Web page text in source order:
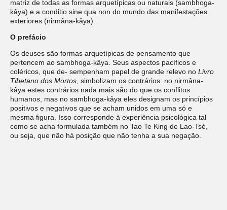
matriz de todas as formas arquetípicas ou naturais (sambhoga-
kâya) e a conditio sine qua non do mundo das manifestações
exteriores (nirmâna-kâya).
O prefácio
Os deuses são formas arquetípicas de pensamento que
pertencem ao sambhoga-kâya. Seus aspectos pacíficos e
coléricos, que de- sempenham papel de grande relevo no Livro
Tibetano dos Mortos, simbolizam os contrários: no nirmâna-
kâya estes contrários nada mais são do que os conflitos
humanos, mas no sambhoga-kâya eles designam os princípios
positivos e negativos que se acham unidos em uma só e
mesma figura. Isso corresponde à experiência psicológica tal
como se acha formulada também no Tao Te King de Lao-Tsé,
ou seja, que não há posição que não tenha a sua negação.